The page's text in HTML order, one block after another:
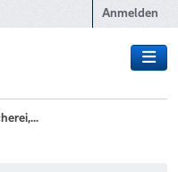
Anmelden